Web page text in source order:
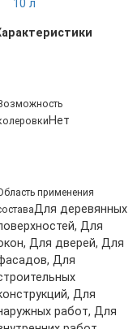
10 л
Нет
применения
Для деревянных
Для
Для дверей, Для
Для
Для
работ, Для